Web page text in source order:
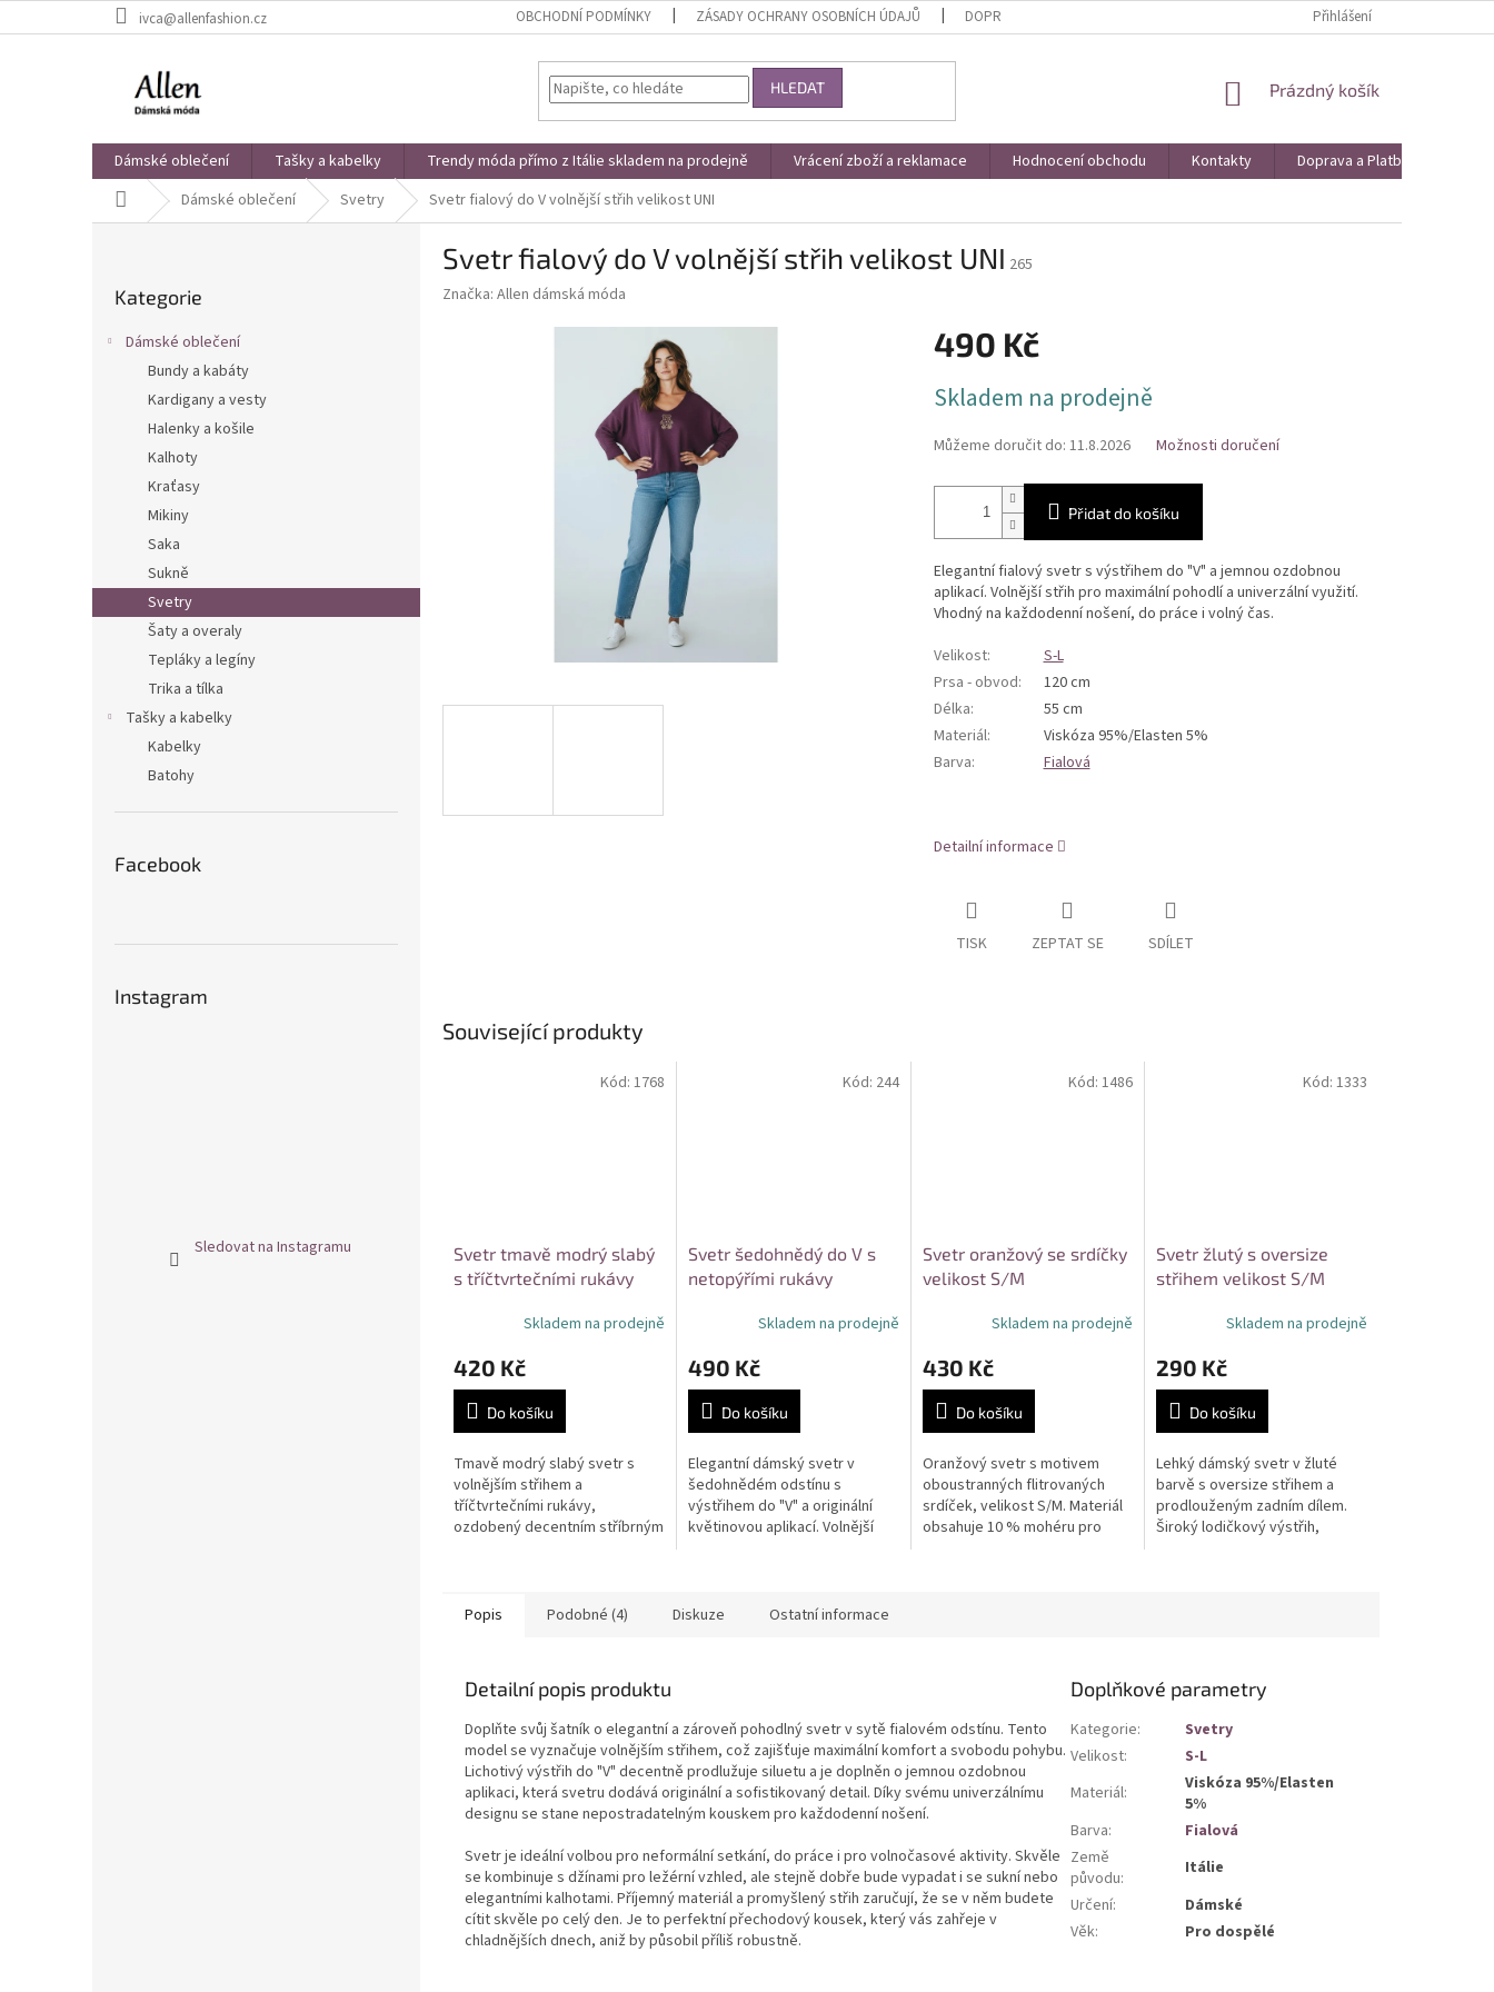
na
ivca@allenfashion.cz OBCHODNÍ PODMÍNKY ZÁSADY OCHRANY OSOBNÍCH ÚDAJŮ DOPRAVA A PLATBA VRÁCENÍ ZBOŽÍ A REKLAMACE KONTAKTY
Přihlášení
HLEDAT
NÁKUPNÍ
Prázdný košík
Dámské oblečení Tašky a kabelky Trendy móda přímo z Itálie skladem na prodejně Vrácení zboží a reklamace Hodnocení obchodu Kontakty Doprava a Platba
Domů Dámské oblečení Svetry Svetr fialový do V volnější střih velikost UNI
kategorie
Kategorie
Dámské oblečení
Bundy a kabáty
Kardigany a vesty
Halenky a košile
Kalhoty
Kraťasy
Mikiny
Saka
Sukně
Svetry
Šaty a overaly
Tepláky a legíny
Trika a tílka
Tašky a kabelky
Kabelky
Batohy
Facebook
Instagram
Sledovat na Instagramu
Svetr fialový do V volnější střih velikost UNI 265
Značka: Allen dámská móda
490 Kč
cena:
Skladem na prodejně
Můžeme doručit do: 11.8.2026 Možnosti doručení
Přidat do košíku
Elegantní fialový svetr s výstřihem do "V" a jemnou ozdobnou
aplikací. Volnější střih pro maximální pohodlí a univerzální využití.
Vhodný na každodenní nošení, do práce i volný čas.
Velikost:
S-L
Prsa - obvod:
120 cm
Délka:
55 cm
Materiál:
Viskóza 95%/Elasten 5%
Barva: Fialová
Detailní informace
TISK ZEPTAT SE SDÍLET
Související produkty
Svetr tmavě modrý slabý
s tříčtvrtečními rukávy
Skladem na prodejně
420 Kč
Do košíku
Tmavě modrý slabý svetr s
volnějším střihem a
tříčtvrtečními rukávy,
ozdobený decentním stříbrným
Kód: 1768
Svetr šedohnědý do V s
netopýřími rukávy
Skladem na prodejně
490 Kč
Do košíku
Elegantní dámský svetr v
šedohnědém odstínu s
výstřihem do "V" a originální
květinovou aplikací. Volnější
Kód: 244
Svetr oranžový se srdíčky
velikost S/M
Skladem na prodejně
430 Kč
Do košíku
Oranžový svetr s motivem
oboustranných flitrovaných
srdíček, velikost S/M. Materiál
obsahuje 10 % mohéru pro
Kód:1486
Svetr žlutý s oversize
střihem velikost S/M
Skladem na prodejně
290 Kč
Do košíku
Lehký dámský svetr v žluté
barvě s oversize střihem a
prodlouženým zadním dílem.
Široký lodičkový výstřih,
Kód: 1333
Popis Podobné (4) Diskuze Ostatní informace
Detailní popis produktu
Doplňte svůj šatník o elegantní a zároveň pohodlný svetr v sytě fialovém odstínu. Tento
model se vyznačuje volnějším střihem, což zajišťuje maximální komfort a svobodu pohybu.
Lichotivý výstřih do "V" decentně prodlužuje siluetu a je doplněn o jemnou ozdobnou
aplikaci, která svetru dodává originální a sofistikovaný detail. Díky svému univerzálnímu
designu se stane nepostradatelným kouskem pro každodenní nošení.
Svetr je ideální volbou pro neformální setkání, do práce i pro volnočasové aktivity. Skvěle
se kombinuje s džínami pro ležérní vzhled, ale stejně dobře bude vypadat i se sukní nebo
elegantními kalhotami. Příjemný materiál a promyšlený střih zaručují, že se v něm budete
cítit skvěle po celý den. Je to perfektní přechodový kousek, který vás zahřeje v
chladnějších dnech, aniž by působil příliš robustně.
Doplňkové parametry
Kategorie:
Svetry
Velikost:
S-L
Materiál:
Viskóza 95%/Elasten
5%
Barva:
Fialová
Země
původu:
Itálie
Určení:
Dámské
Věk: Pro dospělé